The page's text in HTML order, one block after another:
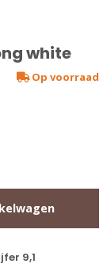
white
Op voorraad
9,1